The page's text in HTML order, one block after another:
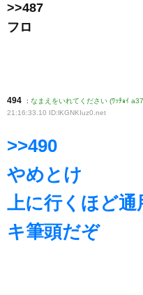
>>487
フロ
494 : なまえをいれてください (ﾜｯﾁｮｲ
21:16:33.10 ID:lKGNKIuz0.net
>>490
やめとけ
上に行くほど
キ筆頭だぞ